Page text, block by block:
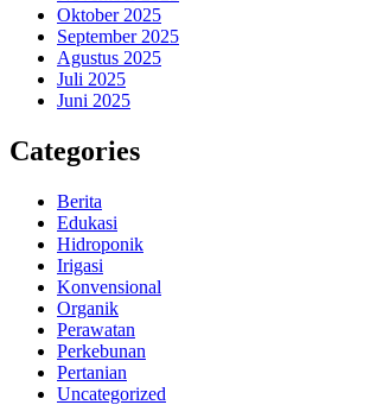
Oktober 2025
September 2025
Agustus 2025
Juli 2025
Juni 2025
Categories
Berita
Edukasi
Hidroponik
Irigasi
Konvensional
Organik
Perawatan
Perkebunan
Pertanian
Uncategorized